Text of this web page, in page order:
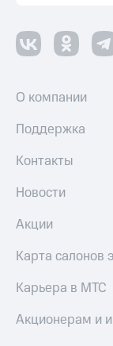
О компании
Поддержка
Контакты
Новости
Акции
Карта салонов
Карьера в МТС
Акционерам и